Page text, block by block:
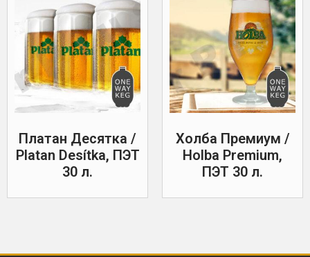
Платан Десятка /
Platan Desítka, ПЭТ
30 л.
Холба Премиум /
Holba Premium,
ПЭТ 30 л.